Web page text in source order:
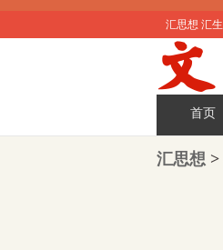
汇思想 汇
首页
汇思想 >